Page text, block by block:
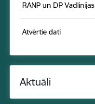
RANP un DP Vadlinijas
Atvērtie dati
Aktuāli